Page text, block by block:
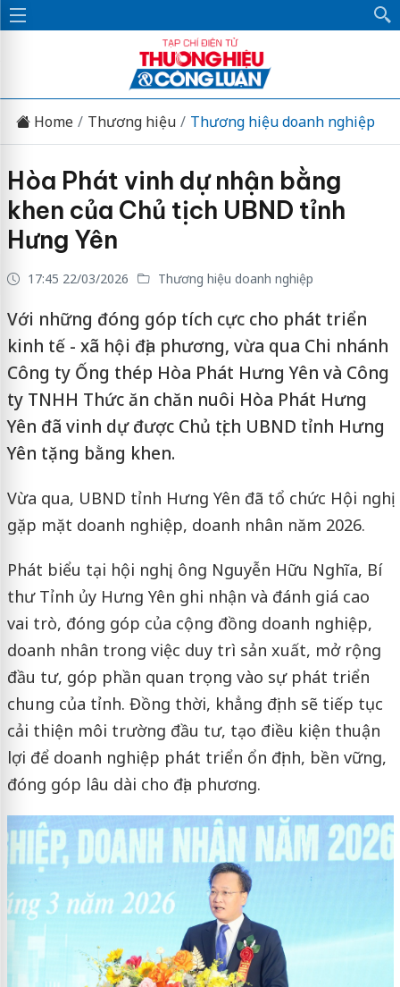
Home Thương hiệu Thương hiệu doanh nghiệp
Hòa Phát vinh dự nhận bằng
khen của Chủ tịch UBND tỉnh
Hưng Yên
17:45 22/03/2026 Thương hiệu doanh nghiệp
Với những đóng góp tích cực cho phát triển
kinh tế - xã hội địa phương, vừa qua Chi nhánh
Công ty Ống thép Hòa Phát Hưng Yên và Công
ty TNHH Thức ăn chăn nuôi Hòa Phát Hưng
Yên đã vinh dự được Chủ tịch UBND tỉnh Hưng
Yên tặng bằng khen.
Vừa qua, UBND tỉnh Hưng Yên đã tổ chức Hội nghị
gặp mặt doanh nghiệp, doanh nhân năm 2026.
Phát biểu tại hội nghị, ông Nguyễn Hữu Nghĩa, Bí
thư Tỉnh ủy Hưng Yên ghi nhận và đánh giá cao
vai trò, đóng góp của cộng đồng doanh nghiệp,
doanh nhân trong việc duy trì sản xuất, mở rộng
đầu tư, góp phần quan trọng vào sự phát triển
chung của tỉnh. Đồng thời, khẳng định sẽ tiếp tục
cải thiện môi trường đầu tư, tạo điều kiện thuận
lợi để doanh nghiệp phát triển ổn định, bền vững,
đóng góp lâu dài cho địa phương.